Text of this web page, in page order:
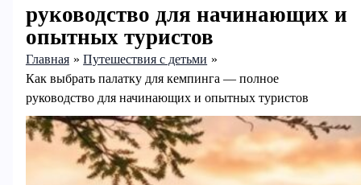
руководство для начинающих и
опытных туристов
Главная
Путешествия с детьми
Как выбрать палатку для кемпинга — полное
руководство для начинающих и опытных туристов